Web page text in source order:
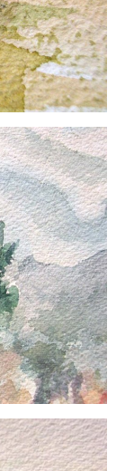
und
und Grafik